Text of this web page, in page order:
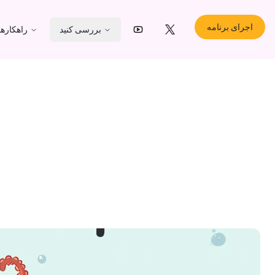
بررسی کنید YouTubeX (Twitter)
اجرای برنامه